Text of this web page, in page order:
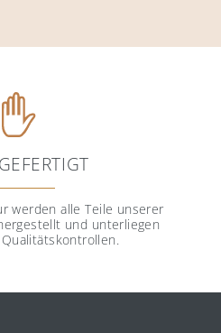
werden alle Teile unserer
und unterliegen